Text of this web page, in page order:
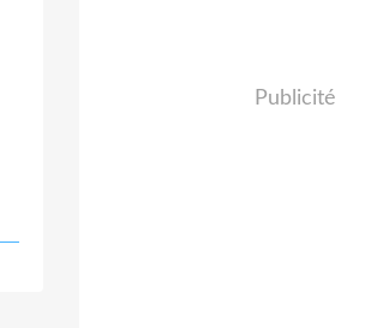
Publicité